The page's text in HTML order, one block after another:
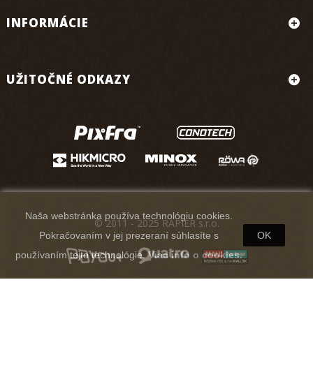
INFORMÁCIE
UŽITOČNÉ ODKAZY
Naša webstránka používa technológiu cookies.
Pokračovaním v jej prezeraní súhlasíte s
používaním tejto technológie.Viac info o cookies.
OK
© 2011 - 2025 RAPIER s.r.o.